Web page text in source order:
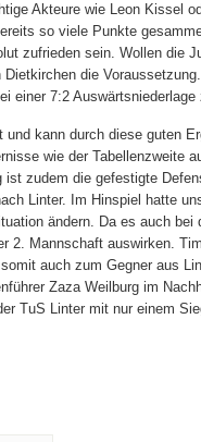
Akteure wie Leon Kissel
so viele Punkte
zufrieden sein. Wollen die
die
einer 7:2 Auswärtsniederlage
kann durch diese guten
wie der Tabellenzweite
zudem die gefestigte
Linter. Im Hinspiel hatte
ändern. Da es auch bei
2. Mannschaft auswirken.
auch zum Gegner aus
Zaza Weilburg im
TuS Linter mit nur einem